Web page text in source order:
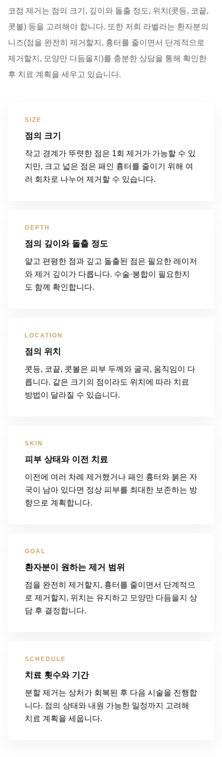
코점 제거는 점의 크기, 깊이와 돌출 정도, 위치(콧등, 코끝,
콧볼) 등을 고려해야 합니다. 또한 저희 라벨라는 환자분의
니즈(점을 완전히 제거할지, 흉터를 줄이면서 단계적으로
제거할지, 모양만 다듬을지)를 충분한 상담을 통해 확인한
후 치료 계획을 세우고 있습니다.
SIZE
점의 크기
작고 경계가 뚜렷한 점은 1회 제거가 가능할 수 있
지만, 크고 넓은 점은 패인 흉터를 줄이기 위해 여
러 회차로 나누어 제거할 수 있습니다.
DEPTH
점의 깊이와 돌출 정도
얕고 편평한 점과 깊고 돌출된 점은 필요한 레이저
와 제거 깊이가 다릅니다. 수술·봉합이 필요한지
도 함께 확인합니다.
LOCATION
점의 위치
콧등, 코끝, 콧볼은 피부 두께와 굴곡, 움직임이 다
릅니다. 같은 크기의 점이라도 위치에 따라 치료
방법이 달라질 수 있습니다.
SKIN
피부 상태와 이전 치료
이전에 여러 차례 제거했거나 패인 흉터와 붉은 자
국이 남아 있다면 정상 피부를 최대한 보존하는 방
향으로 계획합니다.
GOAL
환자분이 원하는 제거 범위
점을 완전히 제거할지, 흉터를 줄이면서 단계적으
로 제거할지, 위치는 유지하고 모양만 다듬을지 상
담 후 결정합니다.
SCHEDULE
치료 횟수와 기간
분할 제거는 상처가 회복된 후 다음 시술을 진행합
니다. 점의 상태와 내원 가능한 일정까지 고려해
치료 계획을 세웁니다.